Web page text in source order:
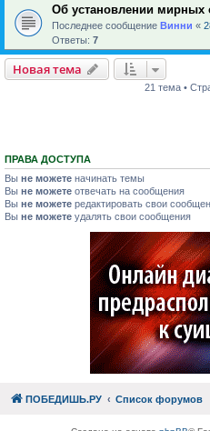
Об установлении мирных
Последнее сообщение Винни «
Ответы: 7
Новая тема
21 тема •
ПРАВА ДОСТУПА
Вы не можете начинать темы
Вы не можете отвечать на сообщения
Вы не можете редактировать свои
Вы не можете удалять свои сообщения
ПОБЕДИШЬ.РУ Список форумов